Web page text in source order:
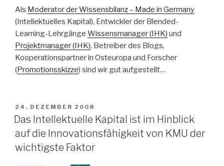
Als Moderator der Wissensbilanz – Made in Germany
(Intellektuelles Kapital), Entwickler der Blended-
Learning-Lehrgänge Wissensmanager (IHK) und
Projektmanager (IHK), Betreiber des Blogs,
Kooperationspartner in Osteuropa und Forscher
(Promotionsskizze) sind wir gut aufgestellt…
VERÖFFENTLICHT
AM
24. DEZEMBER 2008
Das Intellektuelle Kapital ist im Hinblick
auf die Innovationsfähigkeit von KMU der
wichtigste Faktor